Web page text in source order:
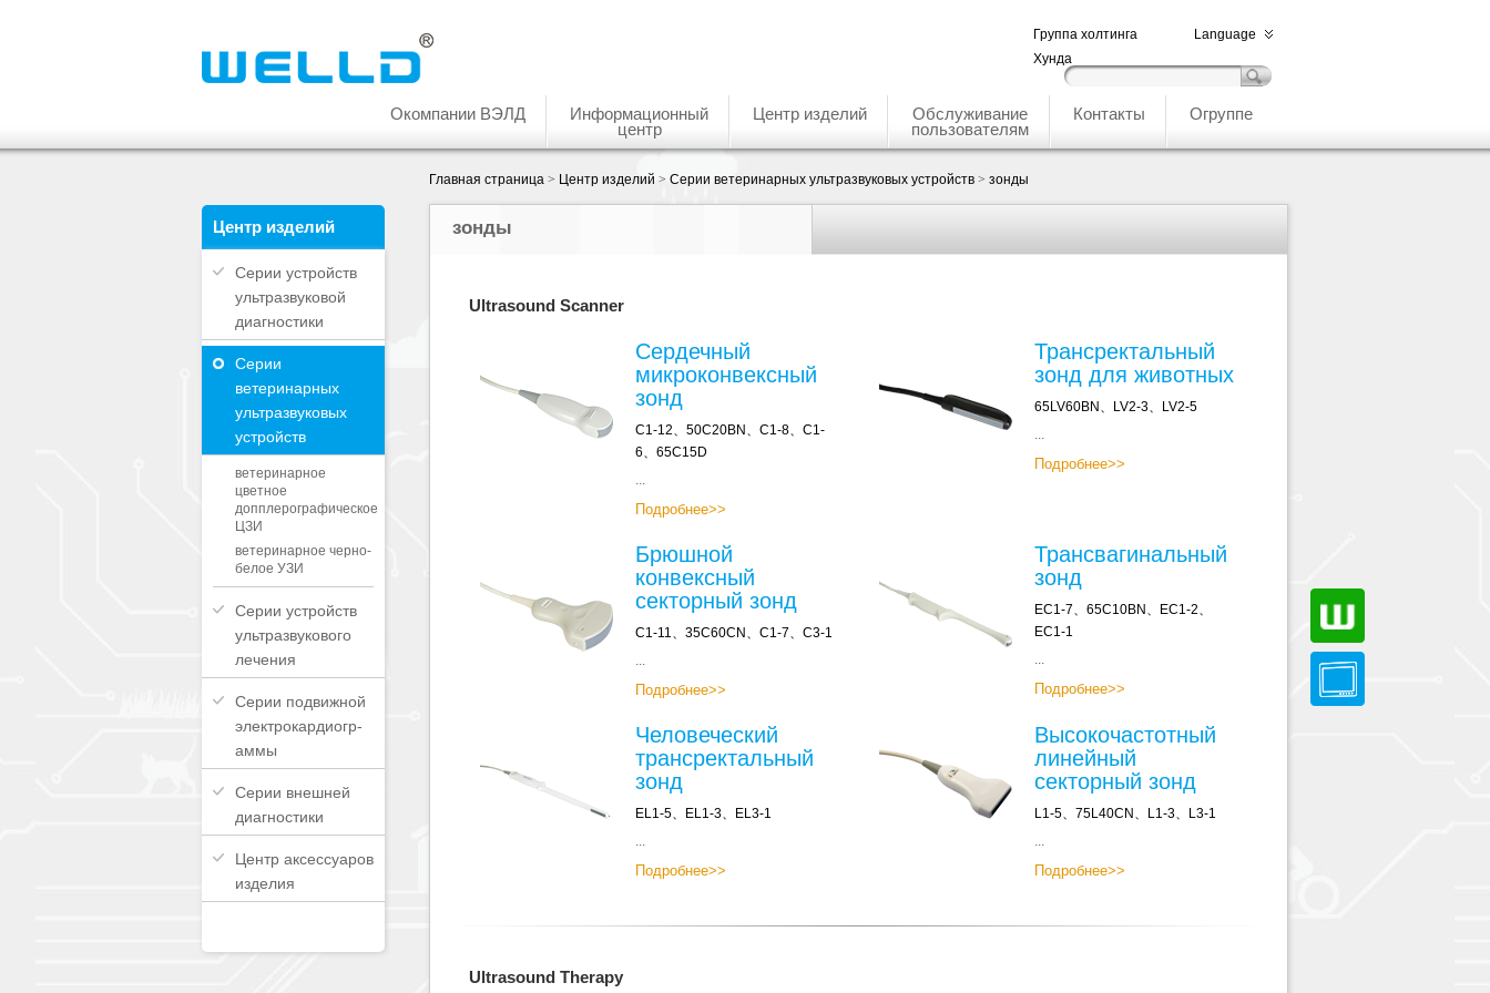
Окомпании ВЭЛД
Информационный
центр
Центр изделий
Обслуживание
пользователям
Контакты Огруппе
Группа холтинга
Хунда
Language
Центр изделий
Серии устройств
ультразвуковой
диагностики
Серии
ветеринарных
ультразвуковых
устройств
ветеринарное
цветное
допплерографическое
ЦЗИ
ветеринарное черно-
белое УЗИ
Серии устройств
ультразвукового
лечения
Серии подвижной
электрокардиогр-
аммы
Серии внешней
диагностики
Центр аксессуаров
изделия
Главная страница > Центр изделий > Серии ветеринарных ультразвуковых устройств > зонды
зонды
Ultrasound Scanner
Сердечный
микроконвексный
зонд
C1-12、50C20BN、C1-8、C1-
6、65C15D
...
Подробнее>>
Трансректальный
зонд для животных
65LV60BN、LV2-3、LV2-5
...
Подробнее>>
Брюшной
конвексный
секторный зонд
C1-11、35C60CN、C1-7、C3-1
...
Подробнее>>
Трансвагинальный
зонд
EC1-7、65C10BN、EC1-2、
EC1-1
...
Подробнее>>
Человеческий
трансректальный
зонд
EL1-5、EL1-3、EL3-1
...
Подробнее>>
Высокочастотный
линейный
секторный зонд
L1-5、75L40CN、L1-3、L3-1
...
Подробнее>>
Ultrasound Therapy